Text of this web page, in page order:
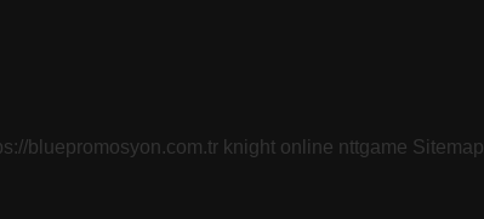
bluepromosyon.com.tr knight online nttgame Sitemap